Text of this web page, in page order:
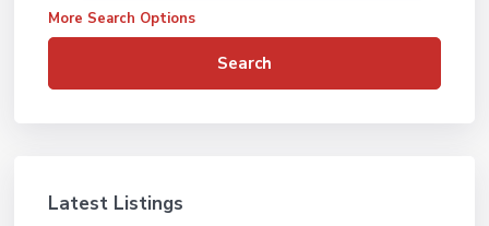
More Search Options
Search
Latest Listings